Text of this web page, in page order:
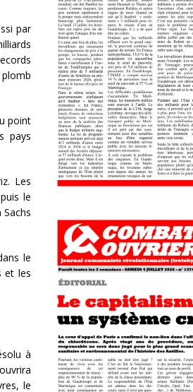
par
point
pays
Les
le
le
et les
à
le